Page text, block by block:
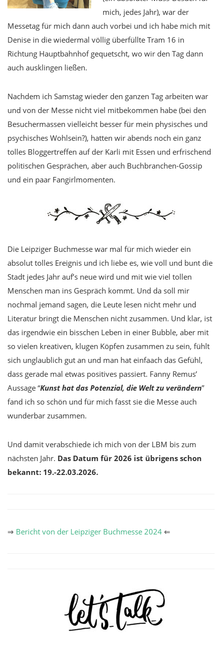
mich, jedes Jahr), war der
Messetag für mich dann auch vorbei und ich habe mich mit
Denise in die wiedermal völlig überfüllte Tram 16 in
Richtung Hauptbahnhof gequetscht, wo wir den Tag dann
auch ausklingen ließen.
Nachdem ich Samstag wieder den ganzen Tag arbeiten war
und von der Messe nicht viel mitbekommen habe (bei den
Besuchermassen vielleicht besser für mein physisches und
psychisches Wohlsein?), hatten wir abends noch ein ganz
tolles Bloggertreffen auf der Karli mit Essen und erfrischend
politischen Gesprächen, aber auch Buchbranchen-Gossip
und ein paar Fangirlmomenten.
Die Leipziger Buchmesse war mal für mich wieder ein
absolut tolles Ereignis und ich liebe es, wie voll und bunt die
Stadt jedes Jahr auf’s neue wird und mit wie viel tollen
Menschen man ins Gespräch kommt. Und da soll mir
nochmal jemand sagen, die Leute lesen nicht mehr und
Literatur bringt die Menschen nicht zusammen. Und klar, ist
das irgendwie ein bisschen Leben in einer Bubble, aber mit
so vielen kreativen, klugen Köpfen zusammen zu sein, fühlt
sich unglaublich gut an und man hat einfaach das Gefühl,
dass gerade mal etwas positives passiert. Fanny Remus’
Aussage “Kunst hat das Potenzial, die Welt zu verändern”
fand ich so schön und für mich fasst sie die Messe auch
wunderbar zusammen.
Und damit verabschiede ich mich von der LBM bis zum
nächsten Jahr. Das Datum für 2026 ist übrigens schon
bekannt: 19.-22.03.2026.
⇒ Bericht von der Leipziger Buchmesse 2024 ⇐